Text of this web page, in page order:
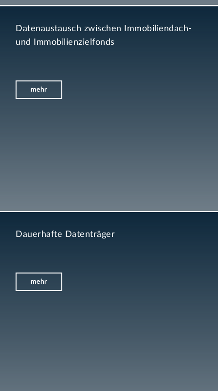
Datenaustausch zwischen Immobiliendach-
und Immobilienzielfonds
mehr
Dauerhafte Datenträger
mehr